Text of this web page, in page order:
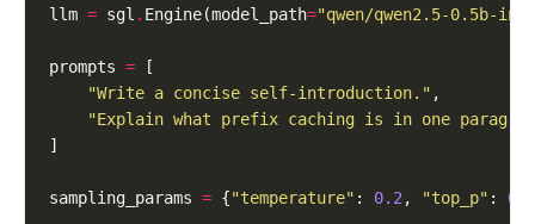
llm = sgl . Engine(model_path="qwen/qwen2.5-0.5b-
prompts =
"Write a concise self-introduction."
"Explain what prefix caching is in one
sampling_params = {"temperature" : 0.2 , "top_p" : 0.9